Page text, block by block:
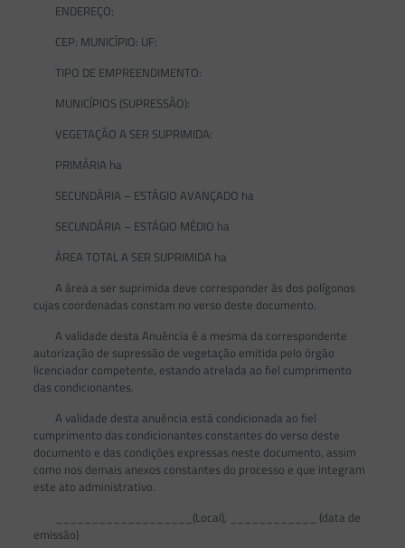
ENDEREÇO:
CEP: MUNICÍPIO: UF:
TIPO DE EMPREENDIMENTO:
MUNICÍPIOS (SUPRESSÃO):
VEGETAÇÃO A SER SUPRIMIDA:
PRIMÁRIA ha
SECUNDÁRIA – ESTÁGIO AVANÇADO ha
SECUNDÁRIA – ESTÁGIO MÉDIO ha
ÁREA TOTAL A SER SUPRIMIDA ha
A área a ser suprimida deve corresponder às dos polígonos
cujas coordenadas constam no verso deste documento.
A validade desta Anuência é a mesma da correspondente
autorização de supressão de vegetação emitida pelo órgão
licenciador competente, estando atrelada ao fiel cumprimento
das condicionantes.
A validade desta anuência está condicionada ao fiel
cumprimento das condicionantes constantes do verso deste
documento e das condições expressas neste documento, assim
como nos demais anexos constantes do processo e que integram
este ato administrativo.
___________________(Local), ____________ (data de
emissão)